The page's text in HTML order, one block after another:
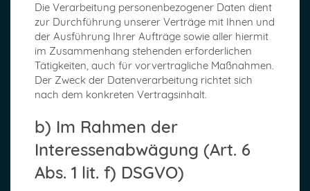
Die Verarbeitung personenbezogener Daten dient
zur Durchführung unserer Verträge mit Ihnen und
der Ausführung Ihrer Aufträge sowie aller hiermit
im Zusammenhang stehenden erforderlichen
Tätigkeiten, auch für vorvertragliche Maßnahmen.
Der Zweck der Datenverarbeitung richtet sich
nach dem konkreten Vertragsinhalt.
b) Im Rahmen der
Interessenabwägung (Art. 6
Abs. 1 lit. f) DSGVO)